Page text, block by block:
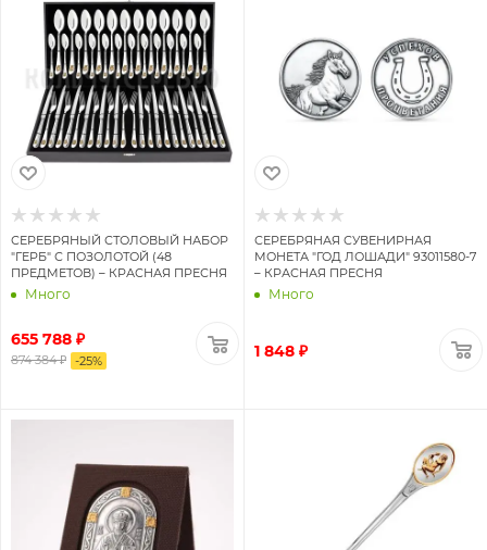
СЕРЕБРЯНЫЙ СТОЛОВЫЙ НАБОР
"ГЕРБ" С ПОЗОЛОТОЙ (48
ПРЕДМЕТОВ) – КРАСНАЯ ПРЕСНЯ
Много
655 788 ₽
874 384 ₽ -25%
СЕРЕБРЯНАЯ СУВЕНИРНАЯ
МОНЕТА "ГОД ЛОШАДИ" 93011580-7
– КРАСНАЯ ПРЕСНЯ
Много
1 848 ₽